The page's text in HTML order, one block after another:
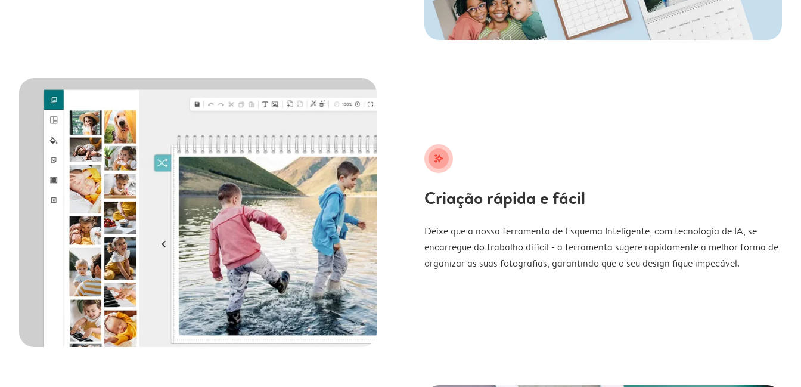
stars_plus
Criação rápida e fácil
Deixe que a nossa ferramenta de Esquema Inteligente, com tecnologia de IA, se
encarregue do trabalho difícil - a ferramenta sugere rapidamente a melhor forma de
organizar as suas fotografias, garantindo que o seu design fique impecável.